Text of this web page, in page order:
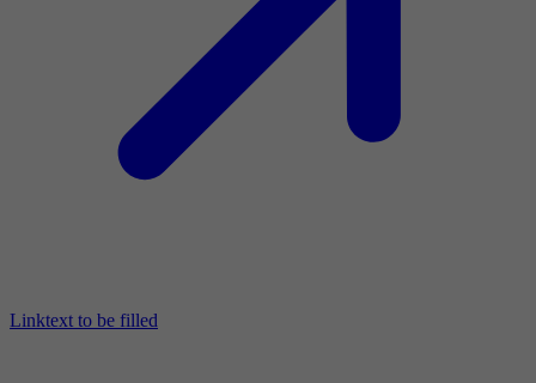
Linktext to be filled